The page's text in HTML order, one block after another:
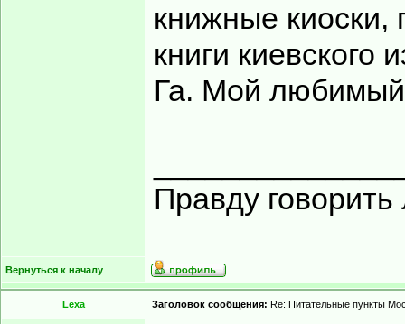
книжные киоски,
книги
Га. Мой любимый
Правду
Вернуться к началу
Lexa Заголовок сообщения: Re: Питательные пункты